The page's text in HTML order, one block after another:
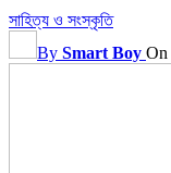
সাহিত্য ও সংস্কৃতি
By Smart Boy On